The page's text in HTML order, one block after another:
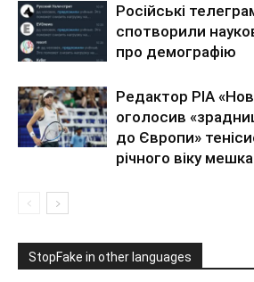
Російські
спотворили
про демографію
Редактор РІА
оголосив
до Європи»
річного віку
StopFake in other languages